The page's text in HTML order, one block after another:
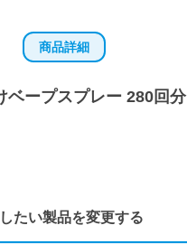
商品詳細
ベープスプレー 280回分
たい製品を変更する